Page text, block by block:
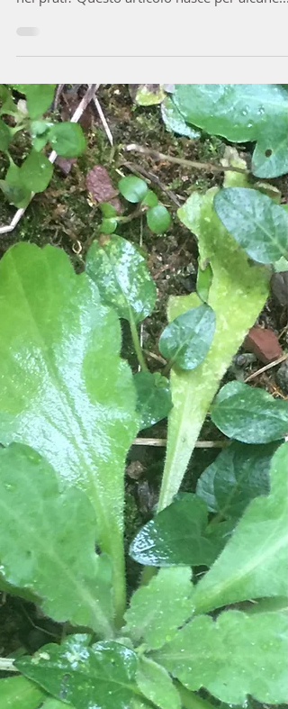
PULIRE, CUOCERE LE
ERBE SELVATICHE
Come si raccolgono le erbe? Cosa si deve fare
con le erbe selvatiche dopo averle raccolte e
nei prati? Questo articolo nasce per alcune...